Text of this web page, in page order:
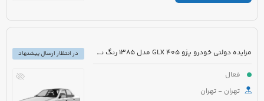
مزایده دولتی خودرو پژو 405 GLX مدل 1385 رنگ نقره ای متالیک
فعال
تهران - تهران
در انتظار ارسال پیشنهاد